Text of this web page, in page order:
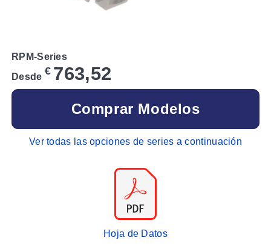
RPM-Series
Desde € 763,52
Comprar Modelos
Ver todas las opciones de series a continuación
Hoja de Datos